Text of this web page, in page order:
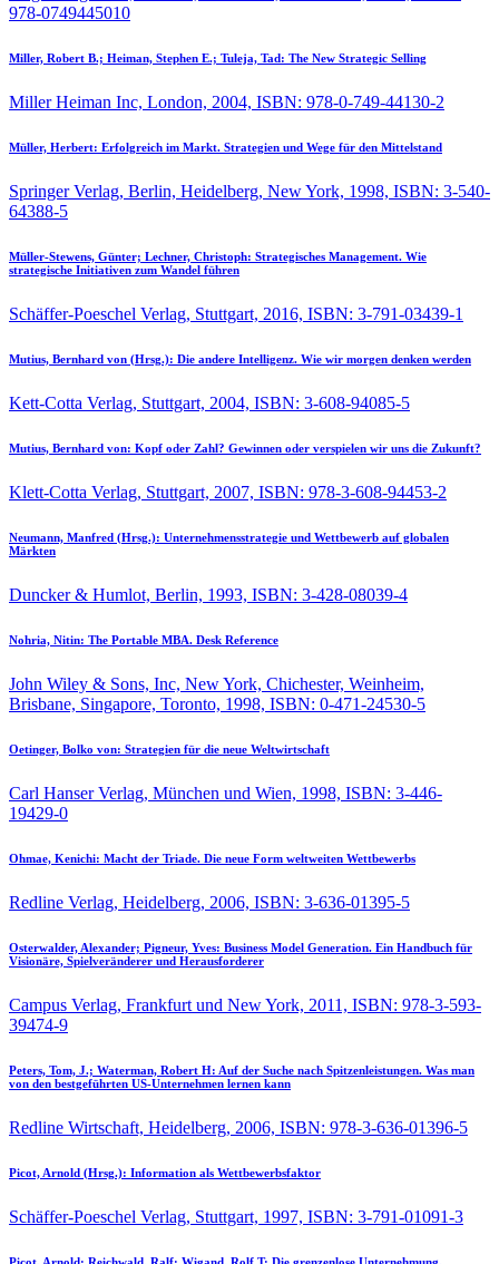
978-0749445010
Miller, Robert B.; Heiman, Stephen E.; Tuleja, Tad: The New Strategic Selling
Miller Heiman Inc, London, 2004, ISBN: 978-0-749-44130-2
Müller, Herbert: Erfolgreich im Markt. Strategien und Wege für den Mittelstand
Springer Verlag, Berlin, Heidelberg, New York, 1998, ISBN: 3-540-
64388-5
Müller-Stewens, Günter; Lechner, Christoph: Strategisches Management. Wie
strategische Initiativen zum Wandel führen
Schäffer-Poeschel Verlag, Stuttgart, 2016, ISBN: 3-791-03439-1
Mutius, Bernhard von (Hrsg.): Die andere Intelligenz. Wie wir morgen denken werden
Kett-Cotta Verlag, Stuttgart, 2004, ISBN: 3-608-94085-5
Mutius, Bernhard von: Kopf oder Zahl? Gewinnen oder verspielen wir uns die Zukunft?
Klett-Cotta Verlag, Stuttgart, 2007, ISBN: 978-3-608-94453-2
Neumann, Manfred (Hrsg.): Unternehmensstrategie und Wettbewerb auf globalen
Märkten
Duncker & Humlot, Berlin, 1993, ISBN: 3-428-08039-4
Nohria, Nitin: The Portable MBA. Desk Reference
John Wiley & Sons, Inc, New York, Chichester, Weinheim,
Brisbane, Singapore, Toronto, 1998, ISBN: 0-471-24530-5
Oetinger, Bolko von: Strategien für die neue Weltwirtschaft
Carl Hanser Verlag, München und Wien, 1998, ISBN: 3-446-
19429-0
Ohmae, Kenichi: Macht der Triade. Die neue Form weltweiten Wettbewerbs
Redline Verlag, Heidelberg, 2006, ISBN: 3-636-01395-5
Osterwalder, Alexander; Pigneur, Yves: Business Model Generation. Ein Handbuch für
Visionäre, Spielveränderer und Herausforderer
Campus Verlag, Frankfurt und New York, 2011, ISBN: 978-3-593-
39474-9
Peters, Tom, J.; Waterman, Robert H: Auf der Suche nach Spitzenleistungen. Was man
von den bestgeführten US-Unternehmen lernen kann
Redline Wirtschaft, Heidelberg, 2006, ISBN: 978-3-636-01396-5
Picot, Arnold (Hrsg.): Information als Wettbewerbsfaktor
Schäffer-Poeschel Verlag, Stuttgart, 1997, ISBN: 3-791-01091-3
Picot, Arnold; Reichwald, Ralf; Wigand, Rolf T: Die grenzenlose Unternehmung.